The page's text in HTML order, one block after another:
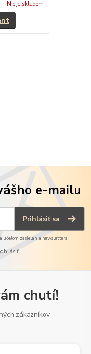
Nie je skladom
e-mailu
Prihlásiť sa
účelom zasielania newslettera.
chutí!
zákazníkov